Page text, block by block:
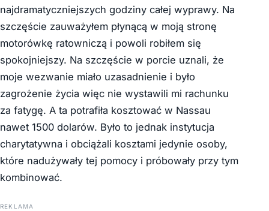
najdramatyczniejszych godziny całej wyprawy. Na
szczęście zauważyłem płynącą w moją stronę
motorówkę ratowniczą i powoli robiłem się
spokojniejszy. Na szczęście w porcie uznali, że
moje wezwanie miało uzasadnienie i było
zagrożenie życia więc nie wystawili mi rachunku
za fatygę. A ta potrafiła kosztować w Nassau
nawet 1500 dolarów. Było to jednak instytucja
charytatywna i obciążali kosztami jedynie osoby,
które nadużywały tej pomocy i próbowały przy tym
kombinować.
REKLAMA